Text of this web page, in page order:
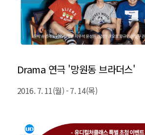
Drama 연극 '망원동 브라더스'
2016. 7. 11(월) - 7. 14(목)